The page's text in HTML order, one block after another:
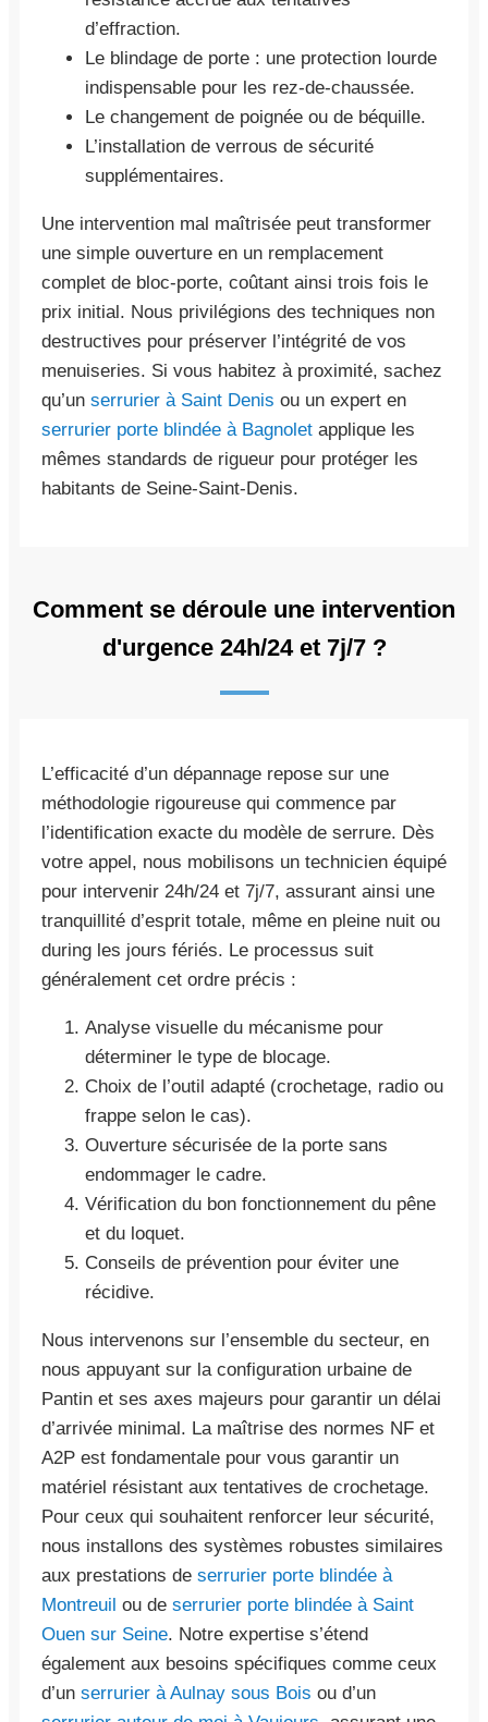
d’effraction.
Le blindage de porte : une protection lourde
indispensable pour les rez-de-chaussée.
Le changement de poignée ou de béquille.
L’installation de verrous de sécurité
supplémentaires.
Une intervention mal maîtrisée peut transformer
une simple ouverture en un remplacement
complet de bloc-porte, coûtant ainsi trois fois le
prix initial. Nous privilégions des techniques non
destructives pour préserver l’intégrité de vos
menuiseries. Si vous habitez à proximité, sachez
qu’un serrurier à Saint Denis ou un expert en
serrurier porte blindée à Bagnolet applique les
mêmes standards de rigueur pour protéger les
habitants de Seine-Saint-Denis.
Comment se déroule une intervention
d'urgence 24h/24 et 7j/7 ?
L’efficacité d’un dépannage repose sur une
méthodologie rigoureuse qui commence par
l’identification exacte du modèle de serrure. Dès
votre appel, nous mobilisons un technicien équipé
pour intervenir 24h/24 et 7j/7, assurant ainsi une
tranquillité d’esprit totale, même en pleine nuit ou
during les jours fériés. Le processus suit
généralement cet ordre précis :
Analyse visuelle du mécanisme pour
déterminer le type de blocage.
Choix de l’outil adapté (crochetage, radio ou
frappe selon le cas).
Ouverture sécurisée de la porte sans
endommager le cadre.
Vérification du bon fonctionnement du pêne
et du loquet.
Conseils de prévention pour éviter une
récidive.
Nous intervenons sur l’ensemble du secteur, en
nous appuyant sur la configuration urbaine de
Pantin et ses axes majeurs pour garantir un délai
d’arrivée minimal. La maîtrise des normes NF et
A2P est fondamentale pour vous garantir un
matériel résistant aux tentatives de crochetage.
Pour ceux qui souhaitent renforcer leur sécurité,
nous installons des systèmes robustes similaires
aux prestations de serrurier porte blindée à
Montreuil ou de serrurier porte blindée à Saint
Ouen sur Seine. Notre expertise s’étend
également aux besoins spécifiques comme ceux
d’un serrurier à Aulnay sous Bois ou d’un